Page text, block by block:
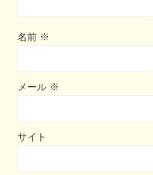
名前 ※
メール ※
サイト